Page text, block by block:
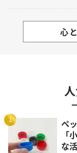
心
1
ペ
「
な